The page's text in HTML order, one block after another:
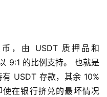
，由 USDT 质押品和
9:1 的比例支持。 也就是
USDT 存款，其余 10%
在银行挤兑的最坏情况